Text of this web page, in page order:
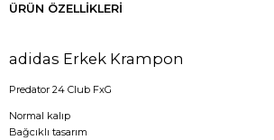
ÜRÜN ÖZELLIKLERI
adidas Erkek Krampon
Predator 24 Club FxG
Normal kalıp
Bağcıklı tasarım